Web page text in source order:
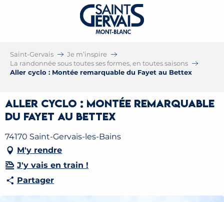
Saint-Gervais
Je m’inspire
La randonnée sous toutes ses formes, en toutes saisons
Aller cyclo : Montée remarquable du Fayet au Bettex
Aller cyclo : Montée remarquable
du Fayet au Bettex
74170 Saint-Gervais-les-Bains
M'y rendre
J'y vais en train !
Partager